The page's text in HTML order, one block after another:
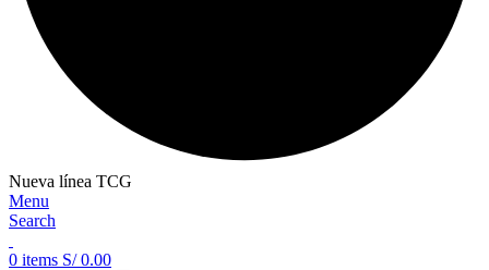
Nueva línea TCG
Menu
Search
0 items S/0.00